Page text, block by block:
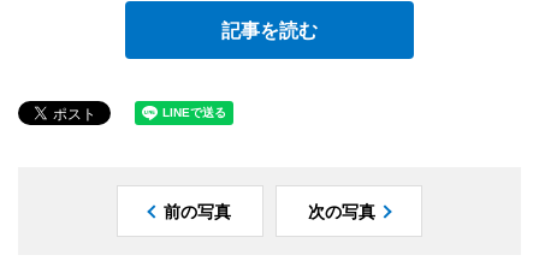
記事を読む
前の写真 次の写真